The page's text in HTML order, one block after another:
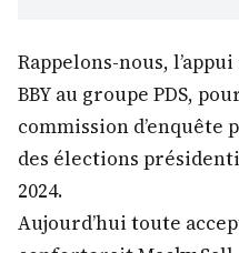
Rappelons-nous,
BBY au groupe PDS,
commission
des élections
2024.
Aujourd’hui toute